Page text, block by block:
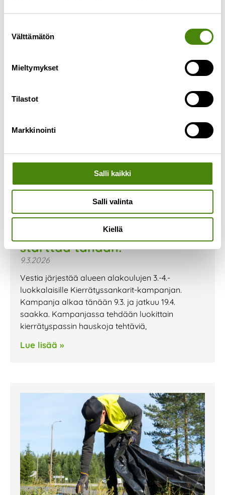
valinta
Välttämätön
Mieltymykset
Tilastot
Markkinointi
Salli kaikki
Salli valinta
Kiellä
Lue lisää »
Kierrätyssankarit- kampanja
starttaa tänään!
9.3.2026
Vestia järjestää alueen alakoulujen 3.-4.-
luokkalaisille Kierrätyssankarit-kampanjan.
Kampanja alkaa tänään 9.3. ja jatkuu 19.4.
saakka. Kampanjassa tehdään luokittain
kierrätyspassin hauskoja tehtäviä,
Lue lisää »